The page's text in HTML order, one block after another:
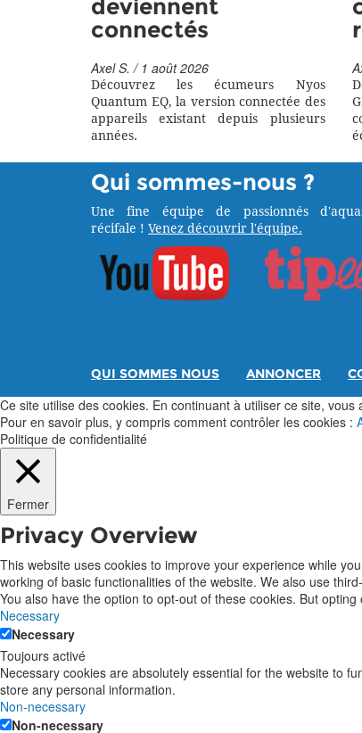
deviennent
connectés
Axel S. / 1 août 2026
Découvrez les écumeurs Nyos
Quantum EQ, la version connectée des
appareils existant depuis plusieurs
années.
Qui sommes-nous ?
Une fine équipe de passionnés
récifale ! Venez découvrir l'équipe.
QUI SOMMES NOUS ANNONCER
Ce site utilise des cookies. En continuant à utiliser ce site, vous
Pour en savoir plus, y compris comment contrôler les cookies :
Politique de confidentialité
Fermer
Privacy Overview
This website uses cookies to improve your experience while
working of basic functionalities of the website. We also use
You also have the option to opt-out of these cookies. But
Necessary
Necessary
Toujours activé
Necessary cookies are absolutely essential for the website to
store any personal information.
Non-necessary
Non-necessary